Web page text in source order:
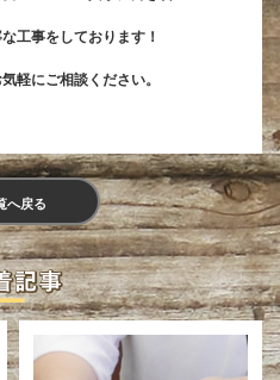
工事をしております！
軽にご相談ください。
へ戻る